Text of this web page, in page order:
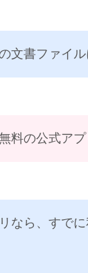
文書ファイ
料の公式ア
なら、すで